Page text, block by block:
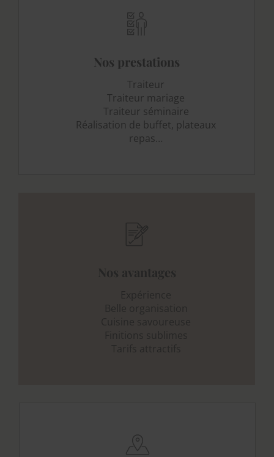
Nos prestations
Traiteur
Traiteur mariage
Traiteur séminaire
Réalisation de buffet, plateaux
repas…